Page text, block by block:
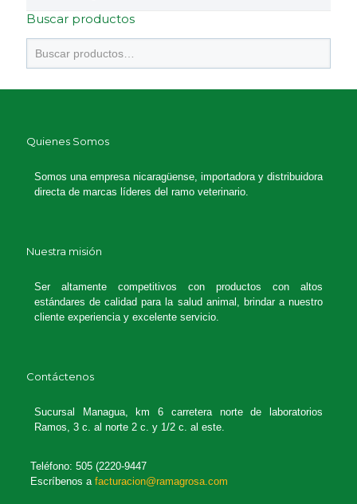
Buscar productos
Quienes Somos
Somos una empresa nicaragüense, importadora y distribuidora
directa de marcas líderes del ramo veterinario.
Nuestra misión
Ser altamente competitivos con productos con altos
estándares de calidad para la salud animal, brindar a nuestro
cliente experiencia y excelente servicio.
Contáctenos
Sucursal Managua, km 6 carretera norte de laboratorios
Ramos, 3 c. al norte 2 c. y 1/2 c. al este.
Teléfono: 505 (2220-9447
Escríbenos a facturacion@ramagrosa.com